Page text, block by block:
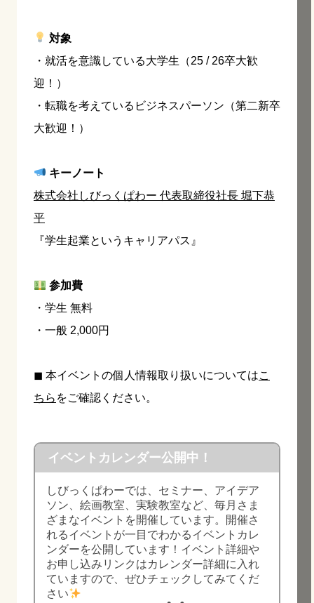
対象
・就活を意識している大学生（25 / 26卒大歓
迎！）
・転職を考えているビジネスパーソン（第二新卒
大歓迎！）
キーノート
株式会社しびっくぱわー 代表取締役社長 堀下恭
平
『学生起業というキャリアパス』
参加費
・学生 無料
・一般 2,000円
◼︎ 本イベントの個人情報取り扱いについてはこ
ちら をご確認ください。
イベントカレンダー公開中！
しびっくぱわーでは、セミナー、アイデア
ソン、絵画教室、実験教室など、毎月さま
ざまなイベントを開催しています。開催さ
れるイベントが一目でわかるイベントカレ
ンダーを公開しています！イベント詳細や
お申し込みリンクはカレンダー詳細に入れ
ていますので、ぜひチェックしてみてくだ
さい